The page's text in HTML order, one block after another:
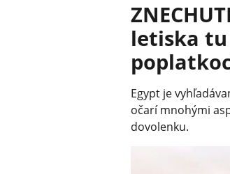
letiska tu
Egypt je
očarí mnohými
dovolenku.